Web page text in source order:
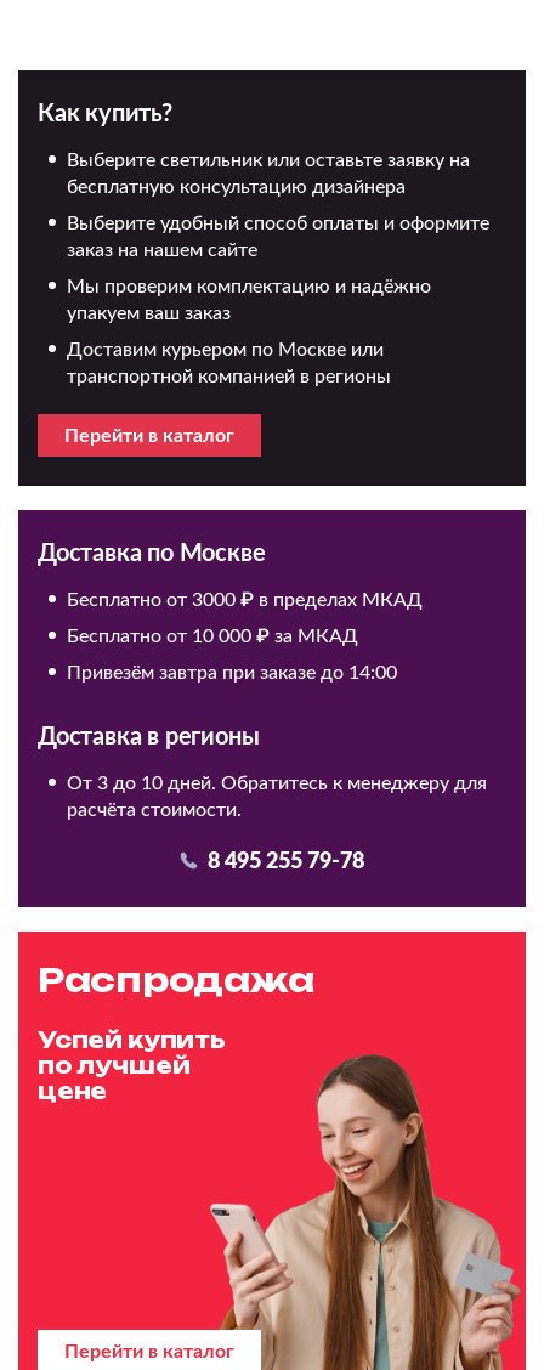
Как купить?
Выберите светильник или оставьте заявку на
бесплатную консультацию дизайнера
Выберите удобный способ оплаты и оформите
заказ на нашем сайте
Мы проверим комплектацию и надёжно
упакуем ваш заказ
Доставим курьером по Москве или
транспортной компанией в регионы
Перейти в каталог
Доставка по Москве
Бесплатно от 3000 ₽ в пределах МКАД
Бесплатно от 10 000 ₽ за МКАД
Привезём завтра при заказе до 14:00
Доставка в регионы
От 3 до 10 дней. Обратитесь к менеджеру для
расчёта стоимости.
8 495 255 79-78
Распродажа
Успей купить
по лучшей
цене
Перейти в каталог